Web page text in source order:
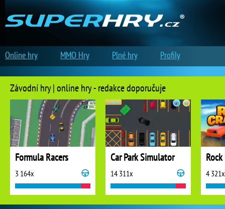
Závodní hry | online hry - redakce doporučuje
Formula Racers
3 164x
Car Park Simulator
14 311x 4 321x
Online hry MMO Hry Plné hry Profily